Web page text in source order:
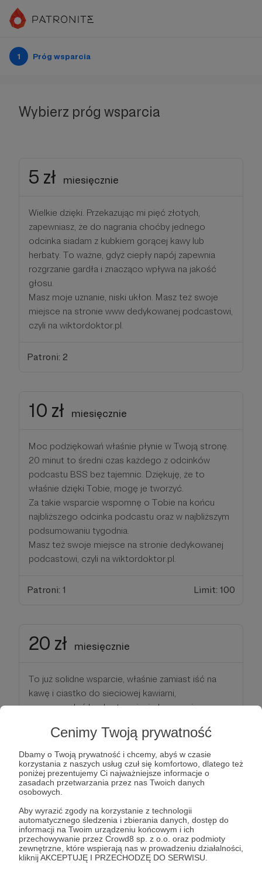
Cenimy Twoją prywatność
Dbamy o Twoją prywatność i chcemy, abyś w czasie
korzystania z naszych usług czuł się komfortowo, dlatego też
poniżej prezentujemy Ci najważniejsze informacje o
zasadach przetwarzania przez nas Twoich danych
osobowych.
Aby wyrazić zgody na korzystanie z technologii
automatycznego śledzenia i zbierania danych, dostęp do
informacji na Twoim urządzeniu końcowym i ich
przechowywanie przez Crowd8 sp. z o.o. oraz podmioty
zewnętrzne, które wspierają nas w prowadzeniu działalności,
kliknij AKCEPTUJĘ I PRZECHODZĘ DO SERWISU.
1 Próg wsparcia
Wybierz próg wsparcia
5 zł miesięcznie
Wielkie dzięki. Przekazując mi pięć złotych,
zapewniasz, że do nagrania choćby jednego
odcinka siadam z kubkiem gorącej kawy lub
herbaty. To ważne, gdyż ciepły napój zapewnia
rozgrzanie gardła i znacząco wpływa na jakość
głosu.
Masz moje uznanie, niski ukłon. Masz też swoje
miejsce na stronie www dedykowanej podcastowi,
czyli na wiktordoktor.pl.
Patroni: 2
10 zł miesięcznie
Moc podziękowań właśnie płynie w Twoją stronę.
20 minut to średni czas każdego z odcinków
podcastu BSS bez tajemnic. Dziękuję, że to
właśnie dzięki Tobie, mogę je tworzyć.
Za takie wsparcie wspomnę o Tobie na końcu
najbliższego odcinka podcastu oraz w najbliższym
podsumowaniu tygodnia.
Masz też swoje miejsce na stronie dedykowanej
podcastowi, czyli na wiktordoktor.pl.
Patroni: 1 Limit: 100
20 zł miesięcznie
To już solidne wsparcie, właśnie zamiast iść na
kawę i ciastko do sieciowej kawiarni,
przeznaczyłeś konkretny pieniądz na moją
doceniam to co robisz.
Za tę kwotę wspierasz już opłacanie hostingu
moich podcastów.
Za takie wsparcie wspomnę o Tobie na końcu
odcinka podcastu.
Masz też swoje miejsce na stronie dedykowanej
podcastowi, czyli na wiktordoktor.pl.
Patroni: 1 Limit: 100